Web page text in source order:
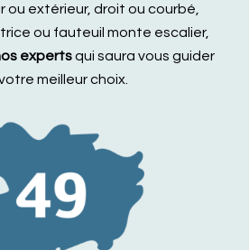
ou extérieur, droit ou courbé,
ou fauteuil monte escalier,
expertsqui saura vous guider
meilleur choix.